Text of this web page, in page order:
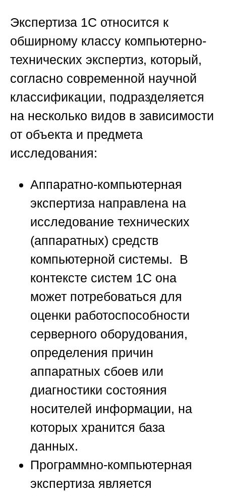
Экспертиза 1С относится к
обширному классу компьютерно-
технических экспертиз, который,
согласно современной научной
классификации, подразделяется
на несколько видов в зависимости
от объекта и предмета
исследования:
Аппаратно-компьютерная
экспертиза направлена на
исследование технических
(аппаратных) средств
компьютерной системы. В
контексте систем 1С она
может потребоваться для
оценки работоспособности
серверного оборудования,
определения причин
аппаратных сбоев или
диагностики состояния
носителей информации, на
которых хранится база
данных.
Программно-компьютерная
экспертиза является